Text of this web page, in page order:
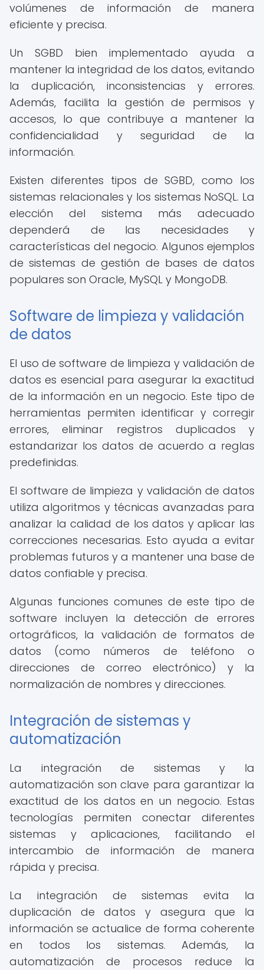
volúmenes de información de manera
eficiente y precisa.
Un SGBD bien implementado ayuda a
mantener la integridad de los datos, evitando
la duplicación, inconsistencias y errores.
Además, facilita la gestión de permisos y
accesos, lo que contribuye a mantener la
confidencialidad y seguridad de la
información.
Existen diferentes tipos de SGBD, como los
sistemas relacionales y los sistemas NoSQL. La
elección del sistema más adecuado
dependerá de las necesidades y
características del negocio. Algunos ejemplos
de sistemas de gestión de bases de datos
populares son Oracle, MySQL y MongoDB.
Software de limpieza y validación
de datos
El uso de software de limpieza y validación de
datos es esencial para asegurar la exactitud
de la información en un negocio. Este tipo de
herramientas permiten identificar y corregir
errores, eliminar registros duplicados y
estandarizar los datos de acuerdo a reglas
predefinidas.
El software de limpieza y validación de datos
utiliza algoritmos y técnicas avanzadas para
analizar la calidad de los datos y aplicar las
correcciones necesarias. Esto ayuda a evitar
problemas futuros y a mantener una base de
datos confiable y precisa.
Algunas funciones comunes de este tipo de
software incluyen la detección de errores
ortográficos, la validación de formatos de
datos (como números de teléfono o
direcciones de correo electrónico) y la
normalización de nombres y direcciones.
Integración de sistemas y
automatización
La integración de sistemas y la
automatización son clave para garantizar la
exactitud de los datos en un negocio. Estas
tecnologías permiten conectar diferentes
sistemas y aplicaciones, facilitando el
intercambio de información de manera
rápida y precisa.
La integración de sistemas evita la
duplicación de datos y asegura que la
información se actualice de forma coherente
en todos los sistemas. Además, la
automatización de procesos reduce la